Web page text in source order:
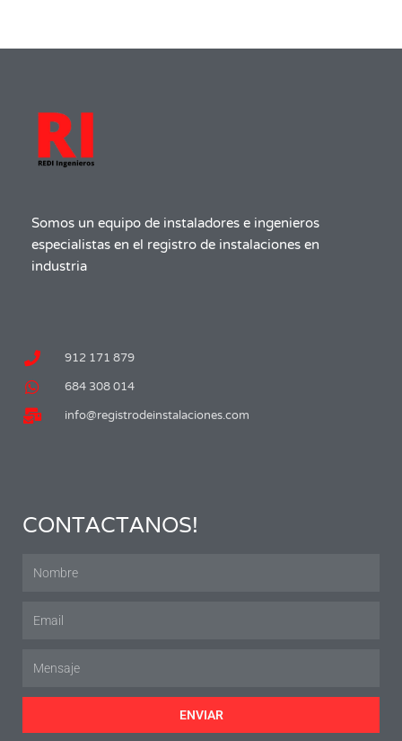
Somos un equipo de instaladores e ingenieros
especialistas en el registro de instalaciones en
industria
912 171 879
684 308 014
info@registrodeinstalaciones.com
CONTACTANOS!
ENVIAR